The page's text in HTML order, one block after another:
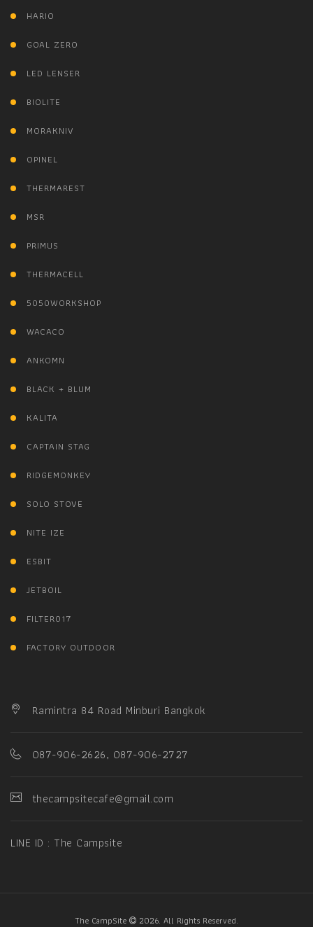
HARIO
GOAL ZERO
LED LENSER
BIOLITE
MORAKNIV
OPINEL
THERMAREST
MSR
PRIMUS
THERMACELL
5050WORKSHOP
WACACO
ANKOMN
BLACK + BLUM
KALITA
CAPTAIN STAG
RIDGEMONKEY
SOLO STOVE
NITE IZE
ESBIT
JETBOIL
FILTER017
FACTORY OUTDOOR
Ramintra 84 Road Minburi Bangkok
087-906-2626, 087-906-2727
thecampsitecafe@gmail.com
LINE ID : The Campsite
The CampSite 2026. All Rights Reserved.